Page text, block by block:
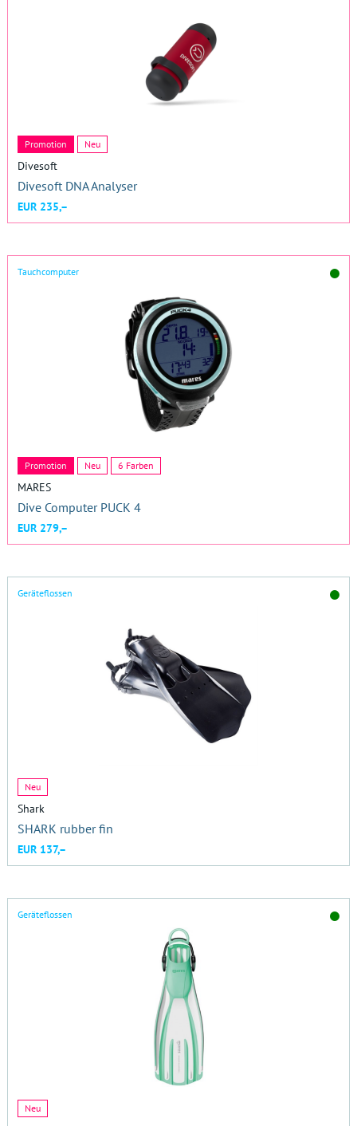
Divesoft
Divesoft DNA Analyser
EUR 235,–
Promotion Neu
Tauchcomputer
MARES
Dive Computer PUCK 4
EUR 279,–
Promotion Neu 6 Farben
Geräteflossen
Shark
SHARK rubber fin
EUR 137,–
Neu
Geräteflossen
Neu